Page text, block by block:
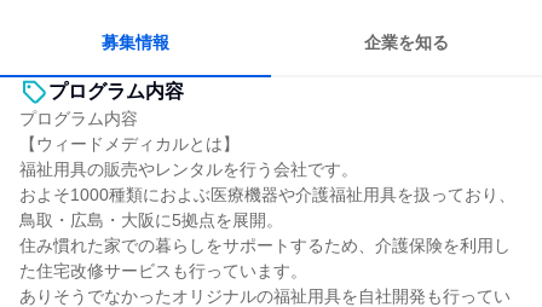
募集情報 企業を知る
プログラム内容
プログラム内容
【ウィードメディカルとは】
福祉用具の販売やレンタルを行う会社です。
およそ1000種類におよぶ医療機器や介護福祉用具を扱っており、
鳥取・広島・大阪に5拠点を展開。
住み慣れた家での暮らしをサポートするため、介護保険を利用し
た住宅改修サービスも行っています。
ありそうでなかったオリジナルの福祉用具を自社開発も行ってい